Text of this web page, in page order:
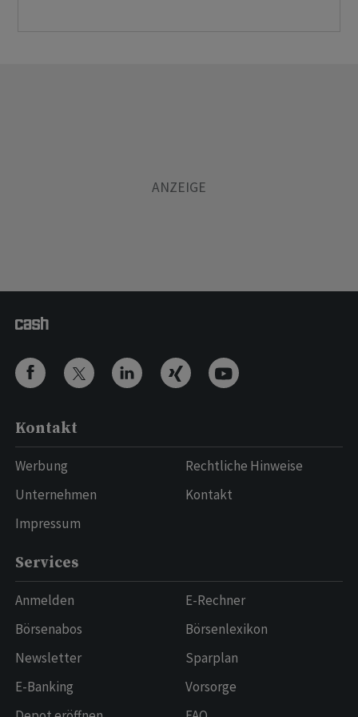
Kontakt
Werbung
Unternehmen
Impressum
Rechtliche Hinweise
Kontakt
Services
Anmelden
Börsenabos
Newsletter
E-Banking
E-Rechner
Börsenlexikon
Sparplan
Vorsorge